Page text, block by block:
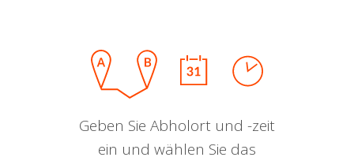
Geben Sie Abholort und -zeit
ein und wählen Sie das